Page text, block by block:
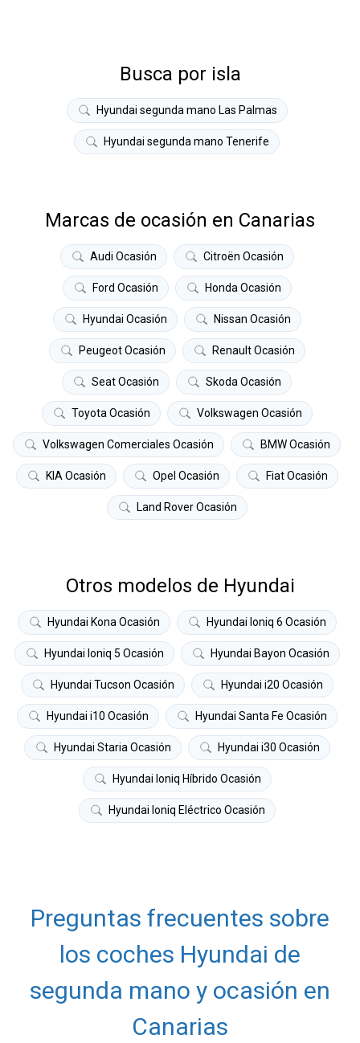
Busca por isla
Hyundai segunda mano Las Palmas
Hyundai segunda mano Tenerife
Marcas de ocasión en Canarias
Audi Ocasión Citroën Ocasión
Ford Ocasión Honda Ocasión
Hyundai Ocasión Nissan Ocasión
Peugeot Ocasión Renault Ocasión
Seat Ocasión Skoda Ocasión
Toyota Ocasión Volkswagen Ocasión
Volkswagen Comerciales Ocasión BMW Ocasión
KIA Ocasión Opel Ocasión Fiat Ocasión
Land Rover Ocasión
Otros modelos de Hyundai
Hyundai Kona Ocasión Hyundai Ioniq 6 Ocasión
Hyundai Ioniq 5 Ocasión Hyundai Bayon Ocasión
Hyundai Tucson Ocasión Hyundai i20 Ocasión
Hyundai i10 Ocasión Hyundai Santa Fe Ocasión
Hyundai Staria Ocasión Hyundai i30 Ocasión
Hyundai Ioniq Híbrido Ocasión
Hyundai Ioniq Eléctrico Ocasión
Preguntas frecuentes sobre
los coches Hyundai de
segunda mano y ocasión en
Canarias